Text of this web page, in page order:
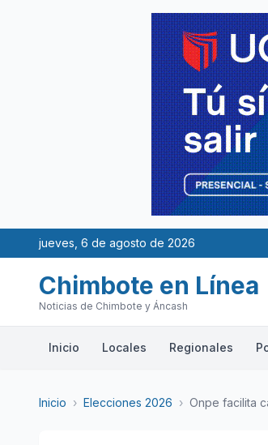
jueves, 6 de agosto de 2026
Chimbote en Línea
Noticias de Chimbote y Áncash
Inicio Locales Regionales
Inicio › Elecciones 2026 › Onpe facilita